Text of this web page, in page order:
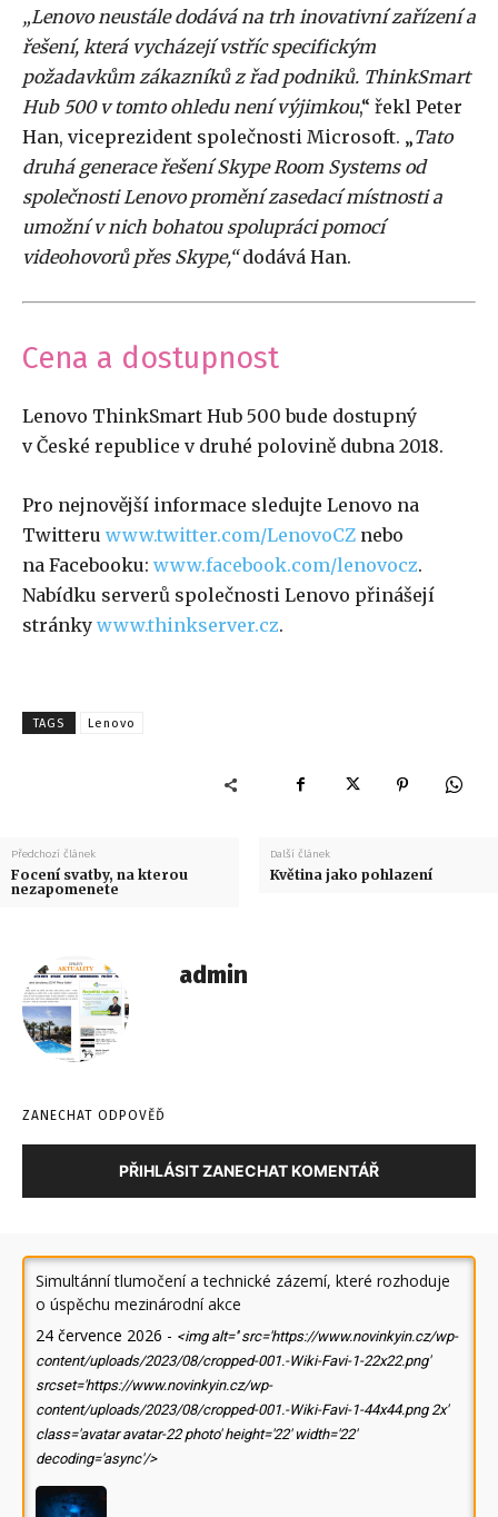
„Lenovo neustále dodává na trh inovativní zařízení a
řešení, která vycházejí vstříc specifickým
požadavkům zákazníků z řad podniků. ThinkSmart
Hub 500 v tomto ohledu není výjimkou,“ řekl Peter
Han, viceprezident společnosti Microsoft. „Tato
druhá generace řešení Skype Room Systems od
společnosti Lenovo promění zasedací místnosti a
umožní v nich bohatou spolupráci pomocí
videohovorů přes Skype,“dodává Han.
Cena a dostupnost
Lenovo ThinkSmart Hub 500 bude dostupný
v České republice v druhé polovině dubna 2018.
Pro nejnovější informace sledujte Lenovo na
Twitteru www.twitter.com/LenovoCZ nebo
na Facebooku: www.facebook.com/lenovocz.
Nabídku serverů společnosti Lenovo přinášejí
stránky www.thinkserver.cz.
TAGS Lenovo
Předchozí článek
Focení svatby, na kterou
nezapomenete
Další článek
Květina jako pohlazení
admin
ZANECHAT ODPOVĚĎ
PŘIHLÁSIT ZANECHAT KOMENTÁŘ
Simultánní tlumočení a technické zázemí, které rozhoduje
o úspěchu mezinárodní akce
24 července 2026 - <img alt='' src='https://www.novinkyin.cz/wp-
content/uploads/2023/08/cropped-001.-Wiki-Favi-1-22x22.png'
srcset='https://www.novinkyin.cz/wp-
content/uploads/2023/08/cropped-001.-Wiki-Favi-1-44x44.png 2x'
class='avatar avatar-22 photo' height='22' width='22'
decoding='async'/>